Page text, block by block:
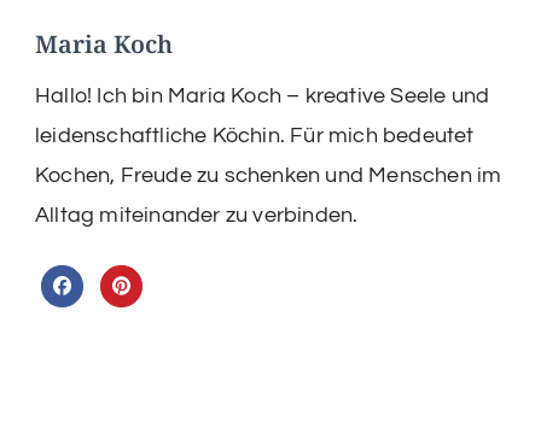
Maria Koch
Hallo! Ich bin Maria Koch – kreative Seele und
leidenschaftliche Köchin. Für mich bedeutet
Kochen, Freude zu schenken und Menschen im
Alltag miteinander zu verbinden.